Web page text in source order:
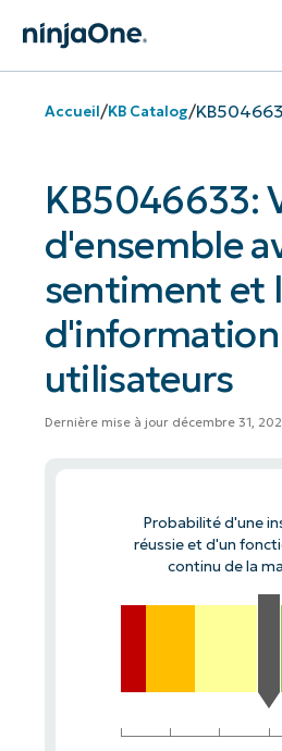
Accueil/KB Catalog/
KB5046633:
d'ensemble
sentiment et
utilisateurs
Dernière mise à jour décembre 31,
Probabilité d'une
réussie et d'un
continu de la